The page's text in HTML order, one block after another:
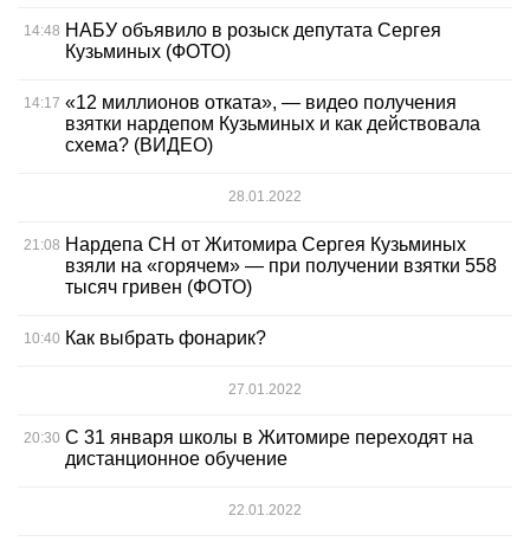
14:48 НАБУ объявило в розыск депутата Сергея
Кузьминых (ФОТО)
14:17 «12 миллионов отката», — видео получения
взятки нардепом Кузьминых и как действовала
схема? (ВИДЕО)
28.01.2022
21:08 Нардепа СН от Житомира Сергея Кузьминых
взяли на «горячем» — при получении взятки 558
тысяч гривен (ФОТО)
10:40 Как выбрать фонарик?
27.01.2022
20:30 С 31 января школы в Житомире переходят на
дистанционное обучение
22.01.2022